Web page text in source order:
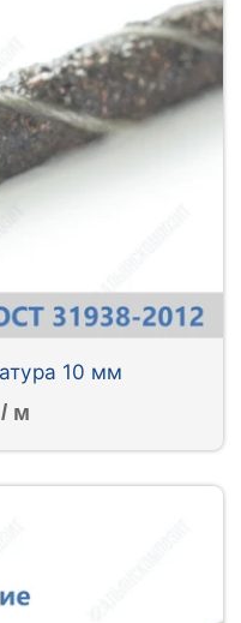
10 мм
м